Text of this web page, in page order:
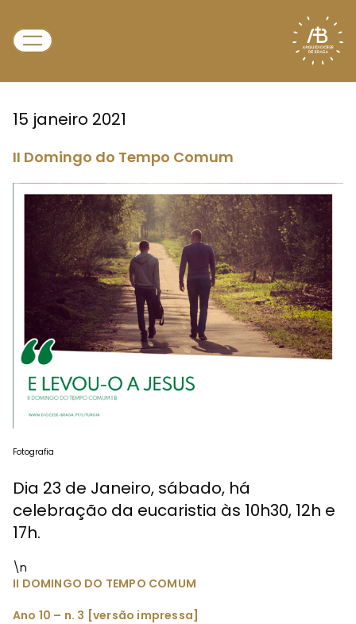
15 janeiro 2021
II Domingo do Tempo Comum
Fotografia
Dia 23 de Janeiro, sábado, há
celebração da eucaristia às 10h30, 12h e
17h.
\n
II DOMINGO DO TEMPO COMUM
Ano 10 – n. 3 [versão impressa]